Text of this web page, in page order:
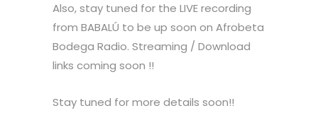
Also, stay tuned for the LIVE recording
from BABALÚ to be up soon on Afrobeta
Bodega Radio. Streaming / Download
links coming soon !!
Stay tuned for more details soon!!